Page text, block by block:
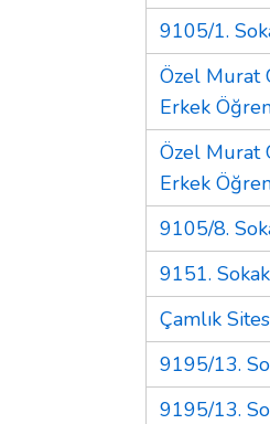
9105/1.
Özel Murat
Erkek
Özel Murat
Erkek
9105/8.
9151. Sokak
Çamlık
9195/13.
9195/13.